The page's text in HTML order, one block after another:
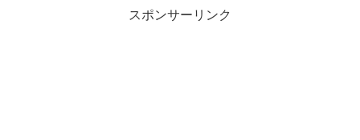
スポンサーリンク